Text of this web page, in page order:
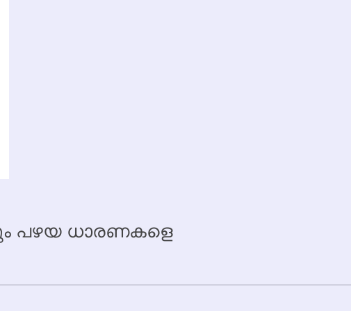
പഴയ ധാരണകളെ